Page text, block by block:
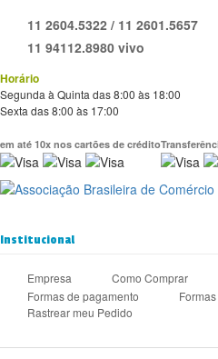
11 2604.5322 / 11 2601.5657
11 94112.8980 vivo
Horário
Segunda à Quinta das 8:00 às 18:00
Sexta das 8:00 às 17:00
em até 10x nos cartões de crédito
Institucional
Empresa Como Comprar
Formas de pagamento
Rastrear meu Pedido